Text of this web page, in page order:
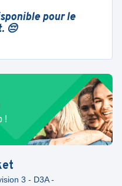
pour le
😔
!
3 - D3A -